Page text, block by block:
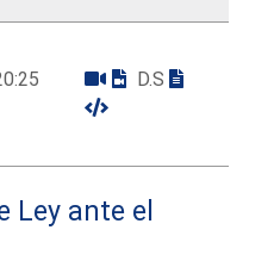
D.S
Ley ante el